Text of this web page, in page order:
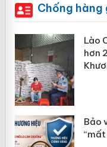
Chống hàng
Lào
hơn
Bảo